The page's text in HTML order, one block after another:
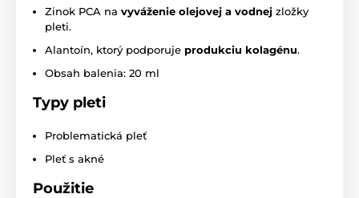
Zinok PCA na vyváženie olejovej a vodnej zložky
pleti.
Alantoín, ktorý podporuje produkciu kolagénu.
Obsah balenia: 20 ml
Typy pleti
Problematická pleť
Pleť s akné
Použitie